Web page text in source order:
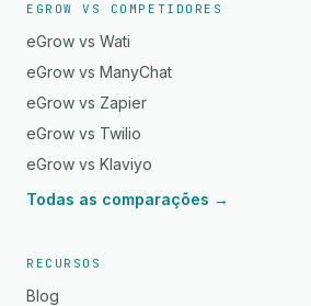
EGROW VS COMPETIDORES
eGrow vs Wati
eGrow vs ManyChat
eGrow vs Zapier
eGrow vs Twilio
eGrow vs Klaviyo
Todas as comparações →
RECURSOS
Blog